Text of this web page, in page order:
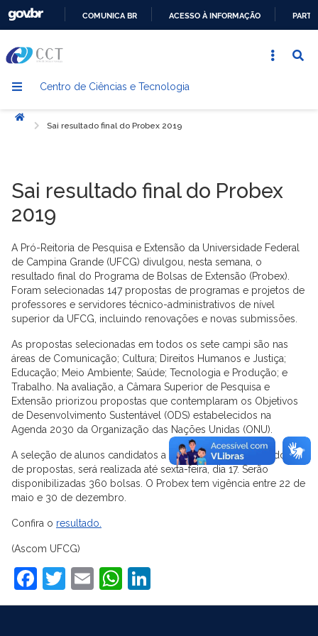
CONTEÚDO
COMUNICA BR ACESSO À INFORMAÇÃO
Centro de Ciências e Tecnologia
Início
Sai resultado final do Probex 2019
Sai resultado final do Probex
2019
A Pró-Reitoria de Pesquisa e Extensão da Universidade Federal
de Campina Grande (UFCG) divulgou, nesta semana, o
resultado final do Programa de Bolsas de Extensão (Probex).
Foram selecionadas 147 propostas de programas e projetos de
professores e servidores técnico-administrativos de nível
superior da UFCG, incluindo renovações e novas submissões.
As propostas selecionadas em todos os sete campi são nas
áreas de Comunicação; Cultura; Direitos Humanos e Justiça;
Educação; Meio Ambiente; Saúde; Tecnologia e Produção; e
Trabalho. Na avaliação, a Câmara Superior de Pesquisa e
Extensão priorizou propostas que contemplaram os Objetivos
de Desenvolvimento Sustentável (ODS) estabelecidos na
Agenda 2030 da Organização das Nações Unidas (ONU).
A seleção de alunos candidatos a bolsa, pelos coordenadores
de propostas, será realizada até sexta-feira, dia 17. Serão
disponibilizadas 360 bolsas. O Probex tem vigência entre 22 de
maio e 30 de dezembro.
Confira o resultado.
(Ascom UFCG)
Facebook
Twitter
EmailWhatsApp